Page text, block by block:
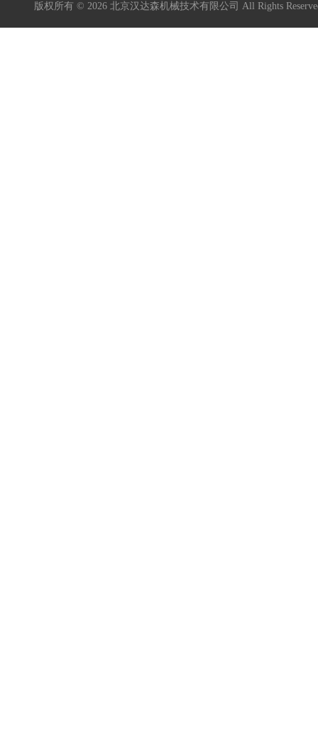
版权所有 © 2026 北京汉达森机械技术有限公司 All Rights